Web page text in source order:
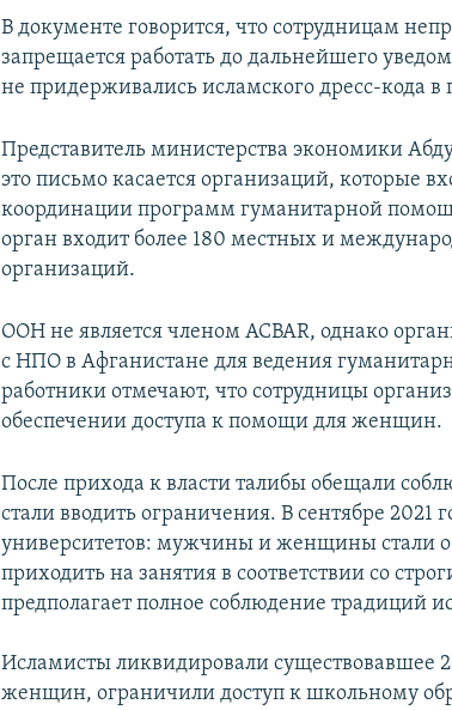
В документе говорится, что сотрудницам
запрещается работать до дальнейшего
не придерживались исламского дресс-кода
Представитель министерства экономики
это письмо касается организаций, которые
координации программ гуманитарной
орган входит более 180 местных и
организаций.
ООН не является членом ACBAR, однако
с НПО в Афганистане для ведения
работники отмечают, что сотрудницы
обеспечении доступа к помощи для женщин.
После прихода к власти талибы обещали
стали вводить ограничения. В сентябре 2021
университетов: мужчины и женщины стали
приходить на занятия в соответствии со
предполагает полное соблюдение традиций
Исламисты ликвидировали существовавшее
женщин, ограничили доступ к школьному